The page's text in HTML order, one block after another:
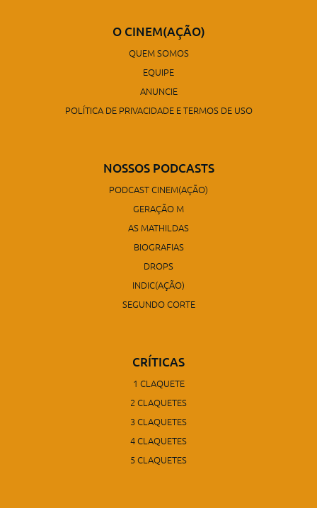
O CINEM(AÇÃO)
QUEM SOMOS
EQUIPE
ANUNCIE
POLÍTICA DE PRIVACIDADE E TERMOS DE USO
NOSSOS PODCASTS
PODCAST CINEM(AÇÃO)
GERAÇÃO M
AS MATHILDAS
BIOGRAFIAS
DROPS
INDIC(AÇÃO)
SEGUNDO CORTE
CRÍTICAS
1 CLAQUETE
2 CLAQUETES
3 CLAQUETES
4 CLAQUETES
5 CLAQUETES